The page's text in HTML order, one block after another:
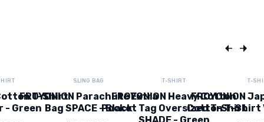
T-Shirt
- Green
SLING BAG
FROYONION Parachute Extra
Bag SPACE - Black
T-SHIRT
FROYONION Heavy Cotton
Pocket Tag Oversized T-Shirt
T-
FROYONION
Cotton T-Shirt